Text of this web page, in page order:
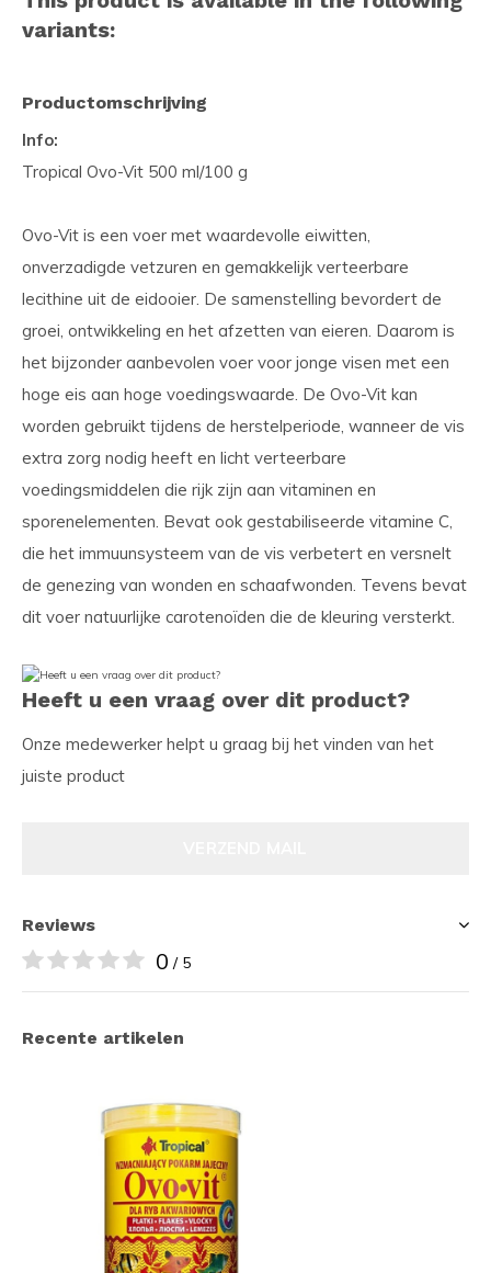
variants:
Productomschrijving
Info:
Tropical Ovo-Vit 500 ml/100 g
Ovo-Vit is een voer met waardevolle eiwitten,
onverzadigde vetzuren en gemakkelijk verteerbare
lecithine uit de eidooier. De samenstelling bevordert de
groei, ontwikkeling en het afzetten van eieren. Daarom is
het bijzonder aanbevolen voer voor jonge visen met een
hoge eis aan hoge voedingswaarde. De Ovo-Vit kan
worden gebruikt tijdens de herstelperiode, wanneer de vis
extra zorg nodig heeft en licht verteerbare
voedingsmiddelen die rijk zijn aan vitaminen en
sporenelementen. Bevat ook gestabiliseerde vitamine C,
die het immuunsysteem van de vis verbetert en versnelt
de genezing van wonden en schaafwonden. Tevens bevat
dit voer natuurlijke carotenoïden die de kleuring versterkt.
Heeft u een vraag over dit product?
Onze medewerker helpt u graag bij het vinden van het
juiste product
Reviews
0 / 5
Recente artikelen